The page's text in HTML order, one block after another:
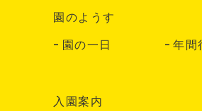
園のようす
園の一日
年間
入園案内